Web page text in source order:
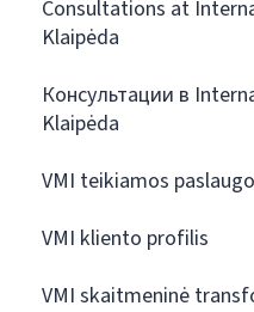
Consultations at
Klaipėda
Консультации в
Klaipėda
VMI teikiamos
VMI kliento profilis
VMI skaitmeninė